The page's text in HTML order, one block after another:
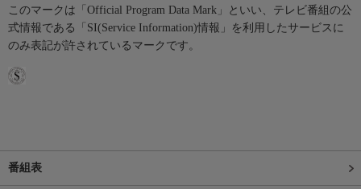
このマークは「Official Program Data Mark」といい、テレビ番組の公
式情報である「SI(Service Information)情報」を利用したサービスに
のみ表記が許されているマークです。
番組表